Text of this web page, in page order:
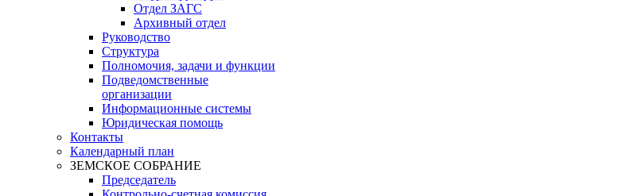
Отдел ЗАГС
Архивный отдел
Руководство
Структура
Полномочия, задачи и функции
Подведомственные
организации
Информационные системы
Юридическая помощь
Контакты
Календарный план
ЗЕМСКОЕ СОБРАНИЕ
Председатель